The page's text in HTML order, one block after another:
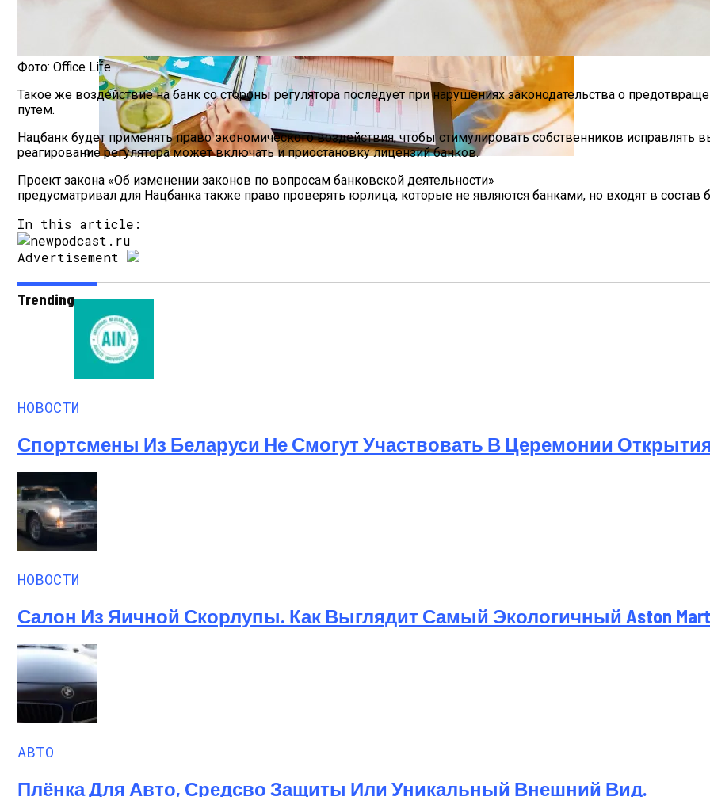
Как Мы Худеем: 8 Этапов Похудения У Мужчин И Женщин
Фото: Office Life
Такое же воздействие на банк со стороны регулятора последует при нарушениях законодательства о
путем.
Нацбанк будет применять право экономического воздействия, чтобы стимулировать собственников
реагирование регулятора может включать и приостановку лицензий банков.
Проект закона «Об изменении законов по вопросам банковской деятельности»
предусматривал для Нацбанка также право проверять юрлица, которые не являются банками, но входят в состав
In this article:
Advertisement
Trending
НОВОСТИ
Спортсмены Из Беларуси Не Смогут Участвовать В Церемонии
НОВОСТИ
Салон Из Яичной Скорлупы. Как Выглядит Самый Экологичный Aston
АВТО
Плёнка Для Авто, Средсво Защиты Или Уникальный Внешний Вид.